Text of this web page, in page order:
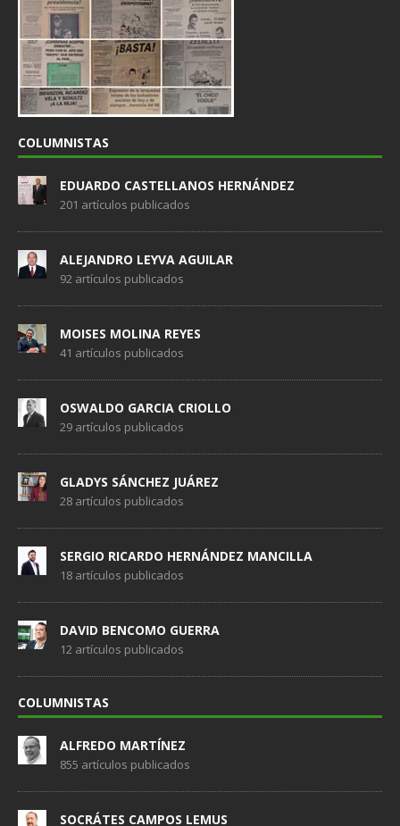
COLUMNISTAS
EDUARDO CASTELLANOS HERNÁNDEZ
201 artículos publicados
ALEJANDRO LEYVA AGUILAR
92 artículos publicados
MOISES MOLINA REYES
41 artículos publicados
OSWALDO GARCIA CRIOLLO
29 artículos publicados
GLADYS SÁNCHEZ JUÁREZ
28 artículos publicados
SERGIO RICARDO HERNÁNDEZ MANCILLA
18 artículos publicados
DAVID BENCOMO GUERRA
12 artículos publicados
COLUMNISTAS
ALFREDO MARTÍNEZ
855 artículos publicados
SOCRÁTES CAMPOS LEMUS